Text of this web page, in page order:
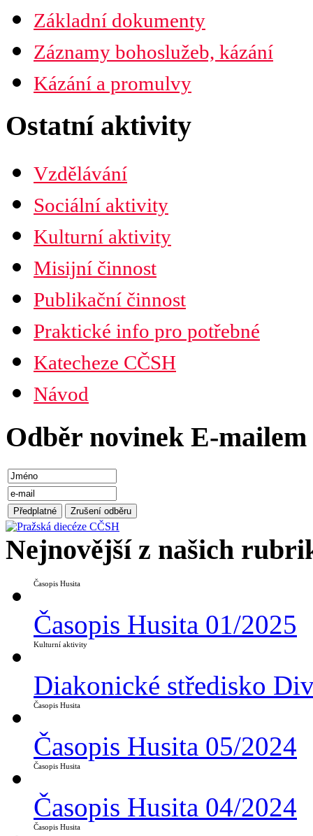
Preambule
Závěrečná ustanovení
Organizační uspořádání
Diecéze
Základní dokumenty
Záznamy bohoslužeb, kázání
Kázání a promulvy
Ostatní aktivity
Vzdělávání
Sociální aktivity
Kulturní aktivity
Misijní činnost
Publikační činnost
Praktické info pro potřebné
Katecheze CČSH
Návod
Odběr novinek E-mailem
Nejnovější z našich
Časopis Husita
Časopis Husita 01/2025
Kulturní aktivity
Diakonické středisko
Časopis Husita
Časopis Husita 05/2024
Časopis Husita
Časopis Husita 04/2024
Časopis Husita